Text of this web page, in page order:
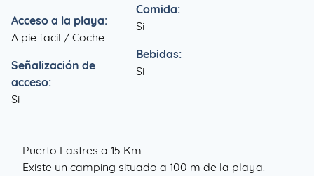
Acceso a la playa:
A pie facil / Coche
Señalización de
acceso:
Si
Comida:
Si
Bebidas:
Si
Puerto Lastres a 15 Km
Existe un camping situado a 100 m de la playa.